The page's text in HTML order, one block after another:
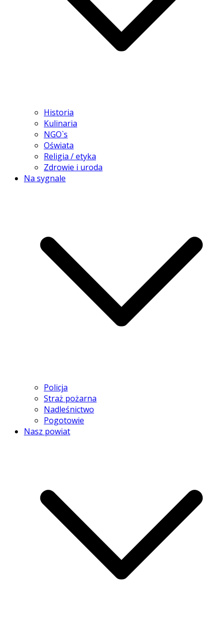
Historia
Kulinaria
NGO`s
Oświata
Religia / etyka
Zdrowie i uroda
Na sygnale
Policja
Straż pożarna
Nadleśnictwo
Pogotowie
Nasz powiat